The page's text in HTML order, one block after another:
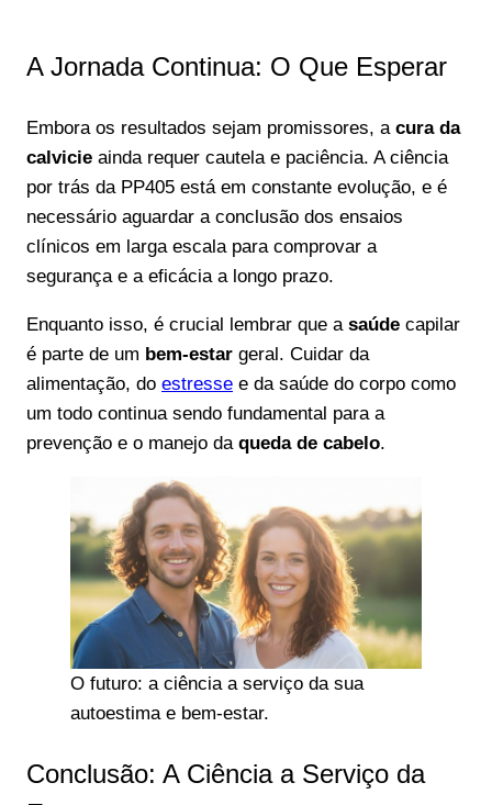
A Jornada Continua: O Que Esperar
Embora os resultados sejam promissores, a cura da
calvicie ainda requer cautela e paciência. A ciência
por trás da PP405 está em constante evolução, e é
necessário aguardar a conclusão dos ensaios
clínicos em larga escala para comprovar a
segurança e a eficácia a longo prazo.
Enquanto isso, é crucial lembrar que a saúde capilar
é parte de um bem-estar geral. Cuidar da
alimentação, do estresse e da saúde do corpo como
um todo continua sendo fundamental para a
prevenção e o manejo da queda de cabelo.
O futuro: a ciência a serviço da sua
autoestima e bem-estar.
Conclusão: A Ciência a Serviço da